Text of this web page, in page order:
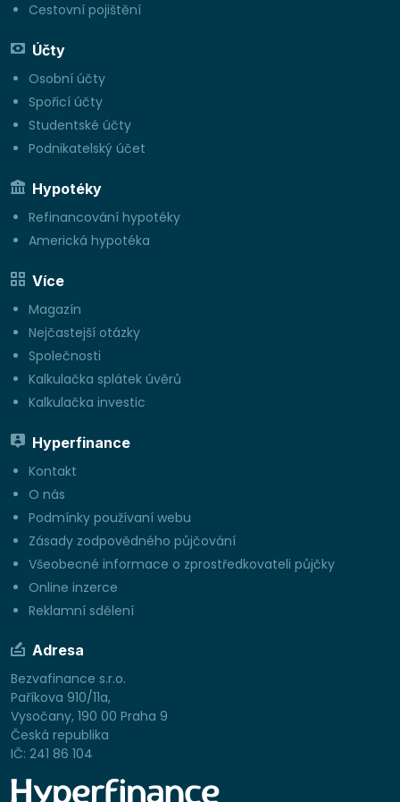
Cestovní pojištění
Účty
Osobní účty
Spořicí účty
Studentské účty
Podnikatelský účet
Hypotéky
Refinancování hypotéky
Americká hypotéka
Více
Magazín
Nejčastejší otázky
Společnosti
Kalkulačka splátek úvěrů
Kalkulačka investic
Hyperfinance
Kontakt
O nás
Podmínky používaní webu
Zásady zodpovědného půjčování
Všeobecné informace o zprostředkovateli půjčky
Online inzerce
Reklamní sdělení
Adresa
Bezvafinance s.r.o.
Paříkova 910/11a,
Vysočany, 190 00 Praha 9
Česká republika
IČ: 241 86 104